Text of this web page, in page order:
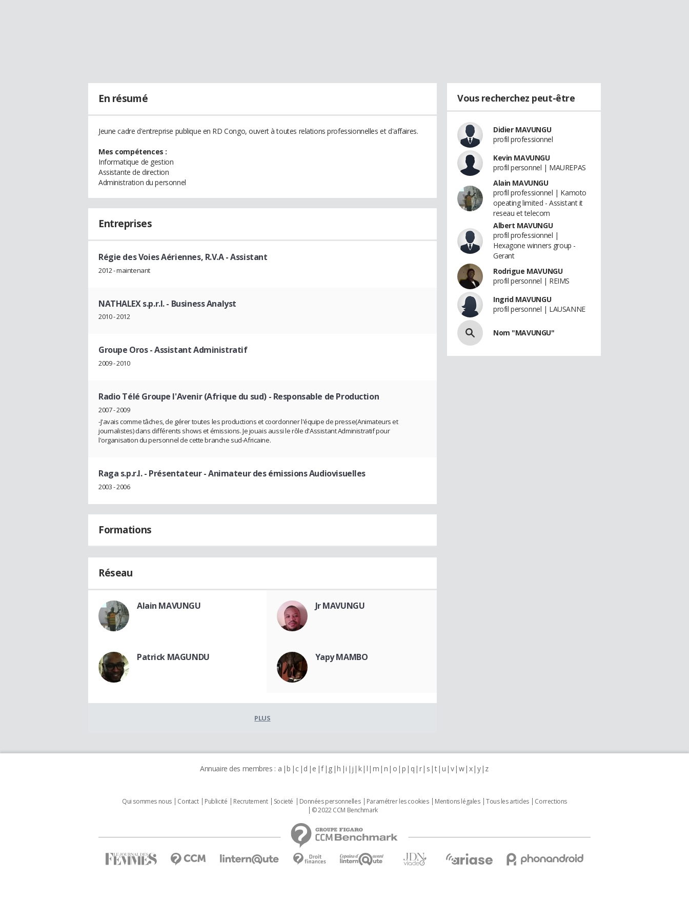
En résumé
Jeune cadre d'entreprise publique en RD Congo, ouvert à toutes relations professionnelles et d'affaires.
Mes compétences :
Informatique de gestion
Assistante de direction
Administration du personnel
Entreprises
Régie des Voies Aériennes, R.V.A- Assistant
2012 - maintenant
NATHALEX s.p.r.l.- Business Analyst
2010 - 2012
Groupe Oros- Assistant Administratif
2009 - 2010
Radio Télé Groupe l'Avenir (Afrique du sud)- Responsable de Production
2007 - 2009
-J'avais comme tâches, de gérer toutes les productions et coordonner l'équipe de presse(Animateurs et
journalistes) dans différents shows et émissions. Je jouais aussi le rôle d'Assistant Administratif pour
l'organisation du personnel de cette branche sud-Africaine.
Raga s.p.r.l.- Présentateur - Animateur des émissions Audiovisuelles
2003 - 2006
Formations
Réseau
Alain MAVUNGU Jr MAVUNGU
Patrick MAGUNDU Yapy MAMBO
PLUS
Vous recherchez peut-être
Didier MAVUNGU
profil professionnel
Kevin MAVUNGU
profil personnel | MAUREPAS
Alain MAVUNGU
profil professionnel | Kamoto
opeating limited - Assistant it
reseau et telecom
Albert MAVUNGU
profil professionnel |
Hexagone winners group -
Gerant
Rodrigue MAVUNGU
profil personnel | REIMS
Ingrid MAVUNGU
profil personnel | LAUSANNE
Nom "MAVUNGU"
Annuaire des membres : a b c d e f g h i j k l m n o p q r s t u v w x y z
Qui sommes nous Contact Publicité Recrutement Societé Données personnelles Paramétrer les cookies Mentions légales Tous les articles
Corrections
© 2022 CCM Benchmark